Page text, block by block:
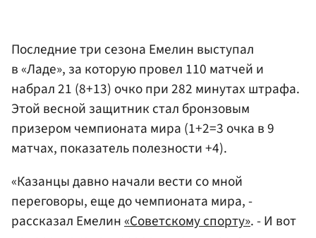
Последние три сезона Емелин выступал
в «Ладе», за которую провел 110 матчей и
набрал 21 (8+13) очко при 282 минутах штрафа.
Этой весной защитник стал бронзовым
призером чемпионата мира (1+2=3 очка в 9
матчах, показатель полезности +4).
«Казанцы давно начали вести со мной
переговоры, еще до чемпионата мира, -
рассказал Емелин«Советскому спорту». - И вот